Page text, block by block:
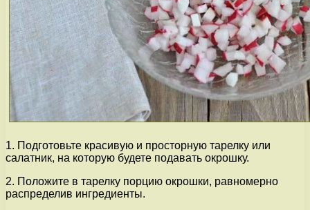
1. Подготовьте красивую и просторную тарелку или
салатник, на которую будете подавать окрошку.
2. Положите в тарелку порцию окрошки, равномерно
распределив ингредиенты.